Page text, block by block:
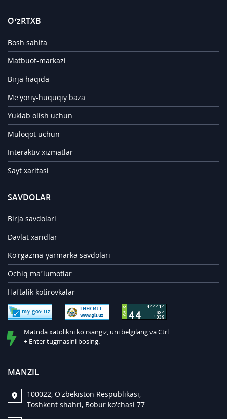
O‘zRTXB
Bosh sahifa
Matbuot-markazi
Birja haqida
Me'yoriy-huquqiy baza
Yuklab olish uchun
Muloqot uchun
Interaktiv xizmatlar
Sayt xaritasi
SAVDOLAR
Birja savdolari
Davlat xaridlar
Ko'rgazma-yarmarka savdolari
Ochiq ma’lumotlar
Haftalik kotirovkalar
Matnda xatolikni ko'rsangiz, uni belgilang va Ctrl
+ Enter tugmasini bosing.
MANZIL
100022, O'zbekiston Respublikasi,
Toshkent shahri, Bobur ko'chasi 77